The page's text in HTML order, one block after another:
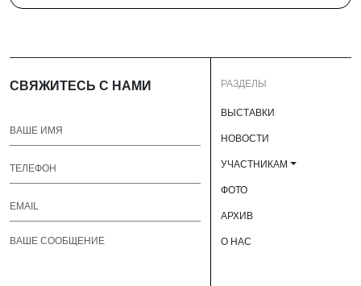
СВЯЖИТЕСЬ С НАМИ РАЗДЕЛЫ
ВЫСТАВКИ
НОВОСТИ
УЧАСТНИКАМ
ФОТО
АРХИВ
О НАС